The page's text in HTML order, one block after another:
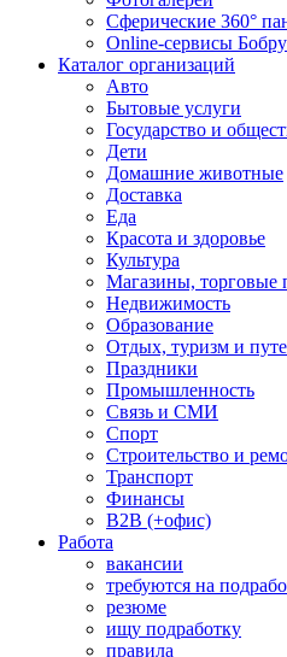
Сферические 360°
Online-сервисы
Каталог организаций
Авто
Бытовые услуги
Государство и
Дети
Домашние животные
Доставка
Еда
Красота и здоровье
Культура
Магазины, торговые
Недвижимость
Образование
Отдых, туризм и
Праздники
Промышленность
Связь и СМИ
Спорт
Строительство и
Транспорт
Финансы
B2B (+офис)
Работа
вакансии
требуются на
резюме
ищу подработку
правила